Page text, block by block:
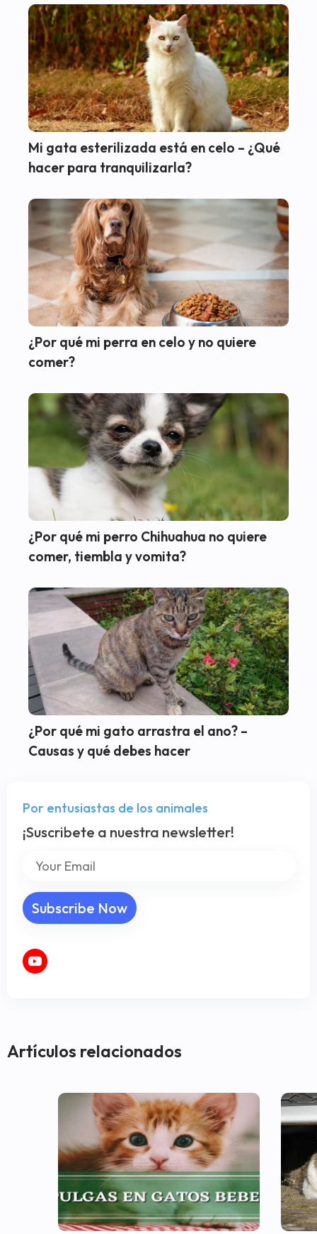
Mi gata esterilizada está en celo – ¿Qué
hacer para tranquilizarla?
¿Por qué mi perra en celo y no quiere
comer?
¿Por qué mi perro Chihuahua no quiere
comer, tiembla y vomita?
¿Por qué mi gato arrastra el ano? –
Causas y qué debes hacer
Por entusiastas de los animales
¡Suscribete a nuestra newsletter!
Artículos relacionados